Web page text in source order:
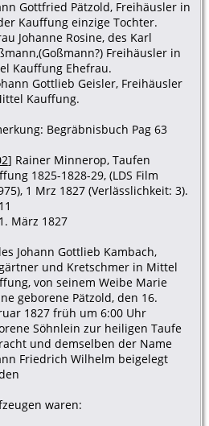
Gottfried Pätzold, Freihäusler in
Kauffung einzige Tochter.
Johanne Rosine, des Karl
Freihäusler in
Kauffung Ehefrau.
Gottlieb Geisler, Freihäusler
Kauffung.
Begräbnisbuch Pag 63
] Rainer Minnerop, Taufen
1825-1828-29, (LDS Film
1 Mrz 1827 (Verlässlichkeit: 3).
März 1827
Johann Gottlieb Kambach,
und Kretschmer in Mittel
von seinem Weibe Marie
geborene Pätzold, den 16.
1827 früh um 6:00 Uhr
Söhnlein zur heiligen Taufe
und demselben der Name
Friedrich Wilhelm beigelegt
waren: